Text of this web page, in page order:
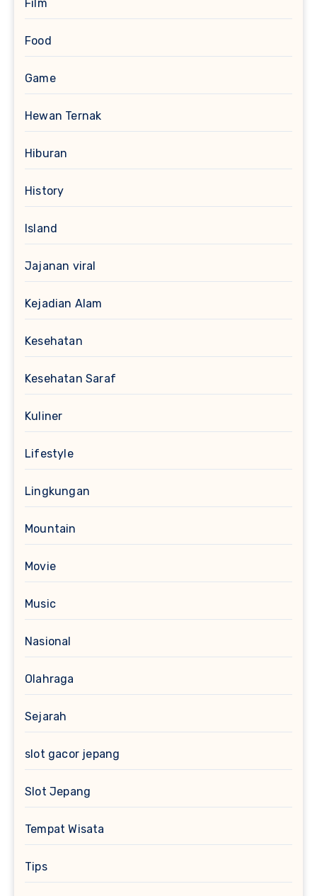
Film
Food
Game
Hewan Ternak
Hiburan
History
Island
Jajanan viral
Kejadian Alam
Kesehatan
Kesehatan Saraf
Kuliner
Lifestyle
Lingkungan
Mountain
Movie
Music
Nasional
Olahraga
Sejarah
slot gacor jepang
Slot Jepang
Tempat Wisata
Tips